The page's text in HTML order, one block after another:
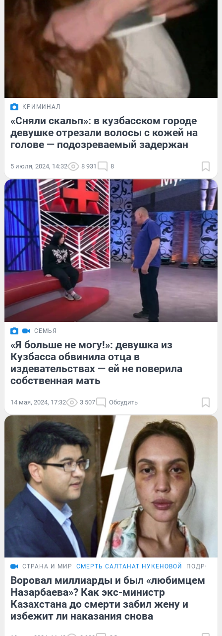
КРИМИНАЛ
«Сняли скальп»: в кузбасском городе
девушке отрезали волосы с кожей на
голове — подозреваемый задержан
5 июля, 2024, 14:32 8 931 8
СЕМЬЯ
«Я больше не могу!»: девушка из
Кузбасса обвинила отца в
издевательствах — ей не поверила
собственная мать
14 мая, 2024, 17:32 3 507 Обсудить
СТРАНА И МИР СМЕРТЬ САЛТАНАТ НУКЕНОВОЙ
Воровал миллиарды и был «любимцем
Назарбаева»? Как экс-министр
Казахстана до смерти забил жену и
избежит ли наказания снова